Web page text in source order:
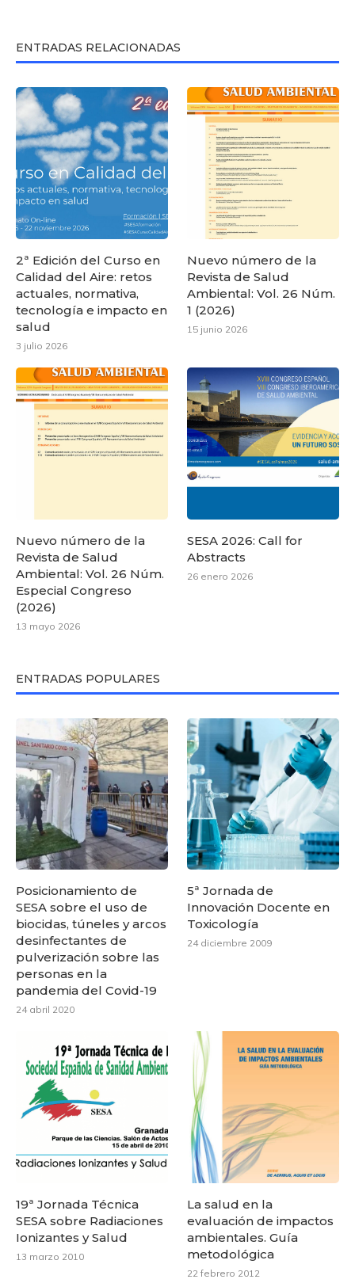
ENTRADAS RELACIONADAS
2ª Edición del Curso en
Calidad del Aire: retos
actuales, normativa,
tecnología e impacto en
salud
3 julio 2026
Nuevo número de la
Revista de Salud
Ambiental: Vol. 26 Núm.
1 (2026)
15 junio 2026
Nuevo número de la
Revista de Salud
Ambiental: Vol. 26 Núm.
Especial Congreso
(2026)
13 mayo 2026
SESA 2026: Call for
Abstracts
26 enero 2026
ENTRADAS POPULARES
Posicionamiento de
SESA sobre el uso de
biocidas, túneles y arcos
desinfectantes de
pulverización sobre las
personas en la
pandemia del Covid-19
24 abril 2020
5ª Jornada de
Innovación Docente en
Toxicología
24 diciembre 2009
19ª Jornada Técnica
SESA sobre Radiaciones
Ionizantes y Salud
13 marzo 2010
La salud en la
evaluación de impactos
ambientales. Guía
metodológica
22 febrero 2012